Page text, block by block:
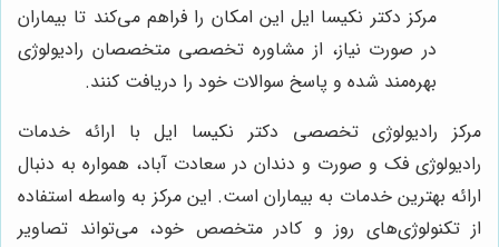
مرکز دکتر نکیسا ایل این امکان را فراهم می‌کند تا بیماران
در صورت نیاز، از مشاوره تخصصی متخصصان رادیولوژی
بهره‌مند شده و پاسخ سوالات خود را دریافت کنند.
مرکز رادیولوژی تخصصی دکتر نکیسا ایل با ارائه خدمات
رادیولوژی فک و صورت و دندان در سعادت آباد، همواره به دنبال
ارائه بهترین خدمات به بیماران است. این مرکز به واسطه استفاده
از تکنولوژی‌های روز و کادر متخصص خود، می‌تواند تصاویر